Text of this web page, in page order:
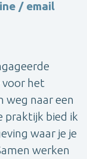
/ email
voor het
weg naar een
praktijk bied ik
waar je je
werken